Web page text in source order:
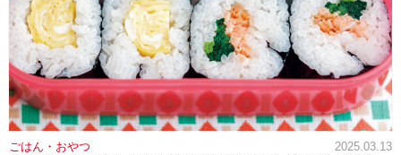
ごはん・おやつ 2025.03.13